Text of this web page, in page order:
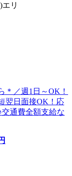
リ
＊／週1日～OK！
翌日面接OK！応
通費全額支給な